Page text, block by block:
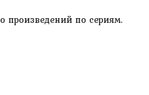
произведений по сериям.